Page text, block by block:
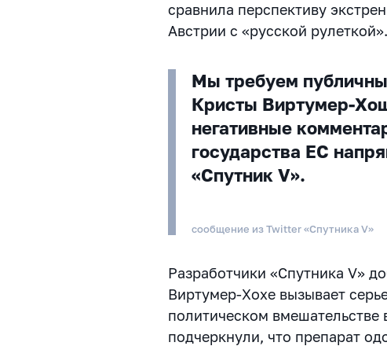
сравнила перспективу
Австрии с «русской рулеткой».
Мы требуем
Кристы Виртумер-
негативные
государства ЕС
«Спутник V».
сообщение из Twitter «Спутника V»
Разработчики «Спутника V»
Виртумер-Хохе вызывает
политическом вмешательстве
подчеркнули, что препарат